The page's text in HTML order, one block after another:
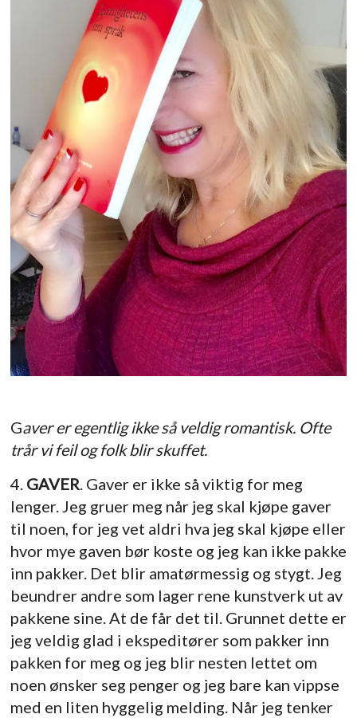
Gaver er egentlig ikke så veldig romantisk. Ofte
trår vi feil og folk blir skuffet.
4. GAVER . Gaver er ikke så viktig for meg
lenger. Jeg gruer meg når jeg skal kjøpe gaver
til noen, for jeg vet aldri hva jeg skal kjøpe eller
hvor mye gaven bør koste og jeg kan ikke pakke
inn pakker. Det blir amatørmessig og stygt. Jeg
beundrer andre som lager rene kunstverk ut av
pakkene sine. At de får det til. Grunnet dette er
jeg veldig glad i ekspeditører som pakker inn
pakken for meg og jeg blir nesten lettet om
noen ønsker seg penger og jeg bare kan vippse
med en liten hyggelig melding. Når jeg tenker